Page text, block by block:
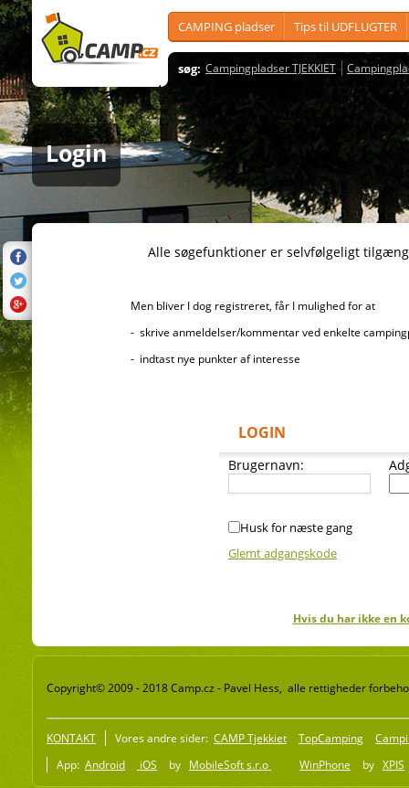
CAMPING pladser Tips til UDFLUGTER
søg: Campingpladser TJEKKIET
Login
Alle søgefunktioner er selvfølgeligt
Men bliver I dog registreret, får I mulighed for at
- skrive anmeldelser/kommentar ved enkelte
- indtast nye punkter af interesse
LOGIN
Brugernavn:
Husk for næste gang
Glemt adgangskode
Hvis du har ikke en
Copyright© 2009 - 2018 Camp.cz - Pavel Hess, alle rettigheder
KONTAKT Vores andre sider: CAMP Tjekkiet TopCamping
App: Android iOS by MobileSoft s.r.o WinPhone by XPIS